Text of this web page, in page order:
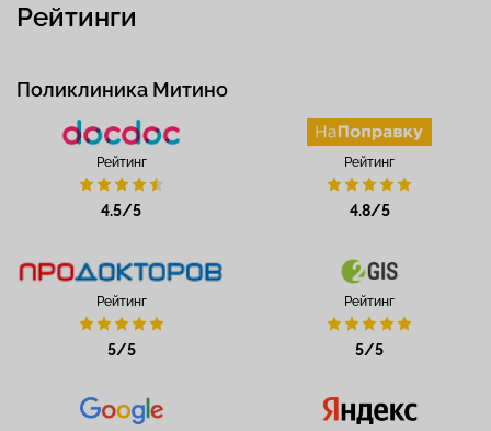
Рейтинги
Поликлиника Митино
Рейтинг
4.5/5
Рейтинг
4.8/5
Рейтинг
5/5
Рейтинг
5/5